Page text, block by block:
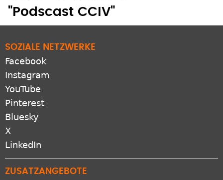
PODCAST PFARRER & NERD
SOZIALE NETZWERKE
Facebook
Instagram
YouTube
Pinterest
Bluesky
X